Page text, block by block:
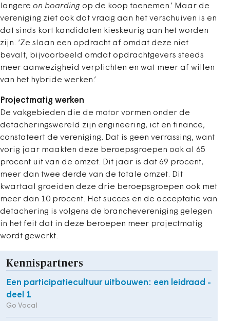
langere on boarding op de koop toenemen.’ Maar de
vereniging ziet ook dat vraag aan het verschuiven is en
dat sinds kort kandidaten kieskeurig aan het worden
zijn. ‘Ze slaan een opdracht af omdat deze niet
bevalt, bijvoorbeeld omdat opdrachtgevers steeds
meer aanwezigheid verplichten en wat meer af willen
van het hybride werken.’
Projectmatig werken
De vakgebieden die de motor vormen onder de
detacheringswereld zijn engineering, ict en finance,
constateert de vereniging. Dat is geen verrassing, want
vorig jaar maakten deze beroepsgroepen ook al 65
procent uit van de omzet. Dit jaar is dat 69 procent,
meer dan twee derde van de totale omzet. Dit
kwartaal groeiden deze drie beroepsgroepen ook met
meer dan 10 procent. Het succes en de acceptatie van
detachering is volgens de branchevereniging gelegen
in het feit dat in deze beroepen meer projectmatig
wordt gewerkt.
Kennispartners
Een participatiecultuur uitbouwen: een leidraad -
deel 1
Go Vocal